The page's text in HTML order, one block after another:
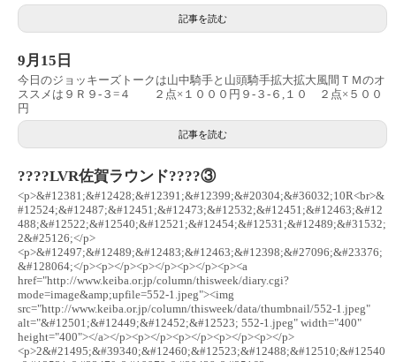
記事を読む
9月15日
今日のジョッキーズトークは山中騎手と山頭騎手拡大拡大風間ＴＭのオ
ススメは９Ｒ９-３=４ ２点×１０００円９-３-６,１０ ２点×５００
円
記事を読む
????LVR佐賀ラウンド????③
<p>&#12381;&#12428;&#12391;&#12399;&#20304;&#36032;10R<br>&
#12524;&#12487;&#12451;&#12473;&#12532;&#12451;&#12463;&#12
488;&#12522;&#12540;&#12521;&#12454;&#12531;&#12489;&#31532;
2&#25126;</p>
<p>&#12497;&#12489;&#12483;&#12463;&#12398;&#27096;&#23376;
&#128064;</p><p></p><p></p><p></p><p><a
href="http://www.keiba.or.jp/column/thisweek/diary.cgi?
mode=image&amp;upfile=552-1.jpeg"><img
src="http://www.keiba.or.jp/column/thisweek/data/thumbnail/552-1.jpeg"
alt="&#12501;&#12449;&#12452;&#12523; 552-1.jpeg" width="400"
height="400"></a></p><p></p><p></p><p></p><p></p>
<p>2&#21495;&#39340;&#12460;&#12523;&#12488;&#12510;&#12540